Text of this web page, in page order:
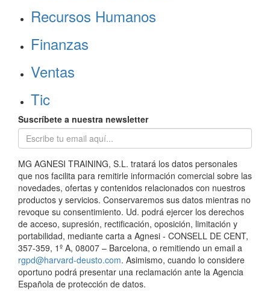
Recursos Humanos
Finanzas
Ventas
Tic
Suscríbete a nuestra newsletter
MG AGNESI TRAINING, S.L. tratará los datos personales
que nos facilita para remitirle información comercial sobre las
novedades, ofertas y contenidos relacionados con nuestros
productos y servicios. Conservaremos sus datos mientras no
revoque su consentimiento. Ud. podrá ejercer los derechos
de acceso, supresión, rectificación, oposición, limitación y
portabilidad, mediante carta a Agnesi - CONSELL DE CENT,
357-359, 1º A, 08007 – Barcelona, o remitiendo un email a
rgpd@harvard-deusto.com. Asimismo, cuando lo considere
oportuno podrá presentar una reclamación ante la Agencia
Española de protección de datos.